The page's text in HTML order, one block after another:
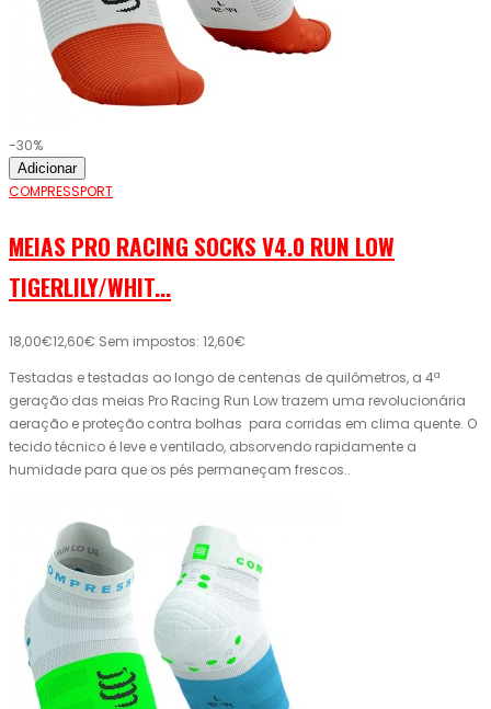
-30%
Adicionar
COMPRESSPORT
MEIAS PRO RACING SOCKS V4.0 RUN LOW
TIGERLILY/WHIT...
18,00€12,60€ Sem impostos: 12,60€
Testadas e testadas ao longo de centenas de quilômetros, a 4ª
geração das meias Pro Racing Run Low trazem uma revolucionária
aeração e proteção contra bolhas para corridas em clima quente. O
tecido técnico é leve e ventilado, absorvendo rapidamente a
humidade para que os pés permaneçam frescos..